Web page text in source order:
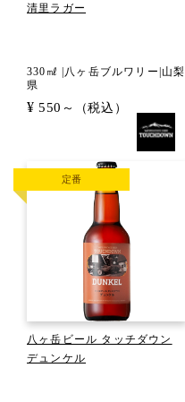
清里ラガー
330㎖ |八ヶ岳ブルワリー|山梨
県
¥ 550 ～（税込）
定番
八ヶ岳ビール タッチダウン
デュンケル